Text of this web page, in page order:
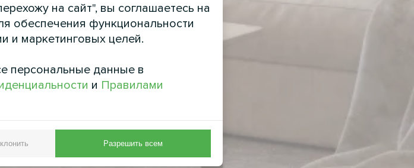
на сайт", вы соглашаетесь на
обеспечения функциональности
и маркетинговых целей.
персональные данные в
и Правилами
Разрешить всем